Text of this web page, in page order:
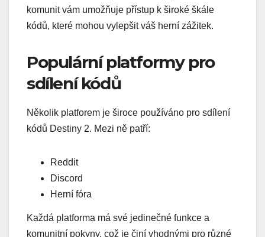
komunit vám umožňuje přístup k široké škále
kódů, které mohou vylepšit váš herní zážitek.
Populární platformy pro
sdílení kódů
Několik platforem je široce používáno pro sdílení
kódů Destiny 2. Mezi ně patří:
Reddit
Discord
Herní fóra
Každá platforma má své jedinečné funkce a
komunitní pokyny, což je činí vhodnými pro různé